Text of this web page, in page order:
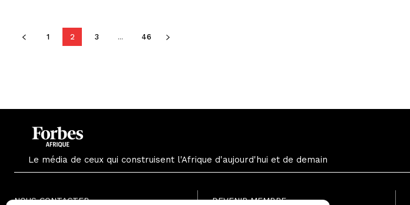
1 2 3 ... 46
Le média de ceux qui construisent l'Afrique d'aujourd'hui et de demain
NOUS CONTACTER DEVENIR MEMBRE